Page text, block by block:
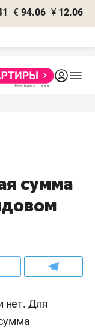
€ 94.06 ¥ 12.06
сумма
нет. Для